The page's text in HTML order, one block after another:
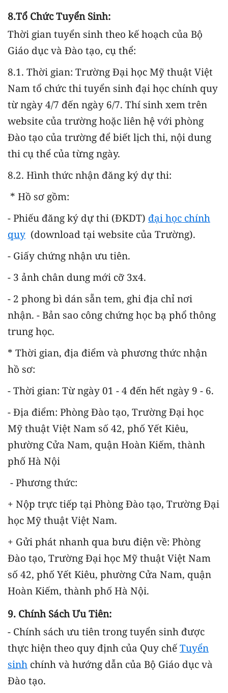
8.Tổ Chức Tuyển Sinh:
Thời gian tuyển sinh theo kế hoạch của Bộ
Giáo dục và Đào tạo, cụ thể:
8.1. Thời gian: Trường Đại học Mỹ thuật Việt
Nam tổ chức thi tuyển sinh đại học chính quy
từ ngày 4/7 đến ngày 6/7. Thí sinh xem trên
website của trường hoặc liên hệ với phòng
Đào tạo của trường để biết lịch thi, nội dung
thi cụ thể của từng ngày.
8.2. Hình thức nhận đăng ký dự thi:
* Hồ sơ gồm:
- Phiếu đăng ký dự thi (ĐKDT) đại học chính
quy (download tại website của Trường).
- Giấy chứng nhận ưu tiên.
- 3 ảnh chân dung mới cỡ 3x4.
- 2 phong bì dán sẵn tem, ghi địa chỉ nơi
nhận. - Bản sao công chứng học bạ phổ thông
trung học.
* Thời gian, địa điểm và phương thức nhận
hồ sơ:
- Thời gian: Từ ngày 01 - 4 đến hết ngày 9 - 6.
- Địa điểm: Phòng Đào tạo, Trường Đại học
Mỹ thuật Việt Nam số 42, phố Yết Kiêu,
phường Cửa Nam, quận Hoàn Kiếm, thành
phố Hà Nội
- Phương thức:
+ Nộp trực tiếp tại Phòng Đào tạo, Trường Đại
học Mỹ thuật Việt Nam.
+ Gửi phát nhanh qua bưu điện về: Phòng
Đào tạo, Trường Đại học Mỹ thuật Việt Nam
số 42, phố Yết Kiêu, phường Cửa Nam, quận
Hoàn Kiếm, thành phố Hà Nội.
9. Chính Sách Ưu Tiên:
- Chính sách ưu tiên trong tuyển sinh được
thực hiện theo quy định của Quy chế Tuyển
sinh chính và hướng dẫn của Bộ Giáo dục và
Đào tạo.